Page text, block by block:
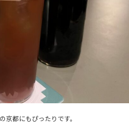
京都にもぴったりです。